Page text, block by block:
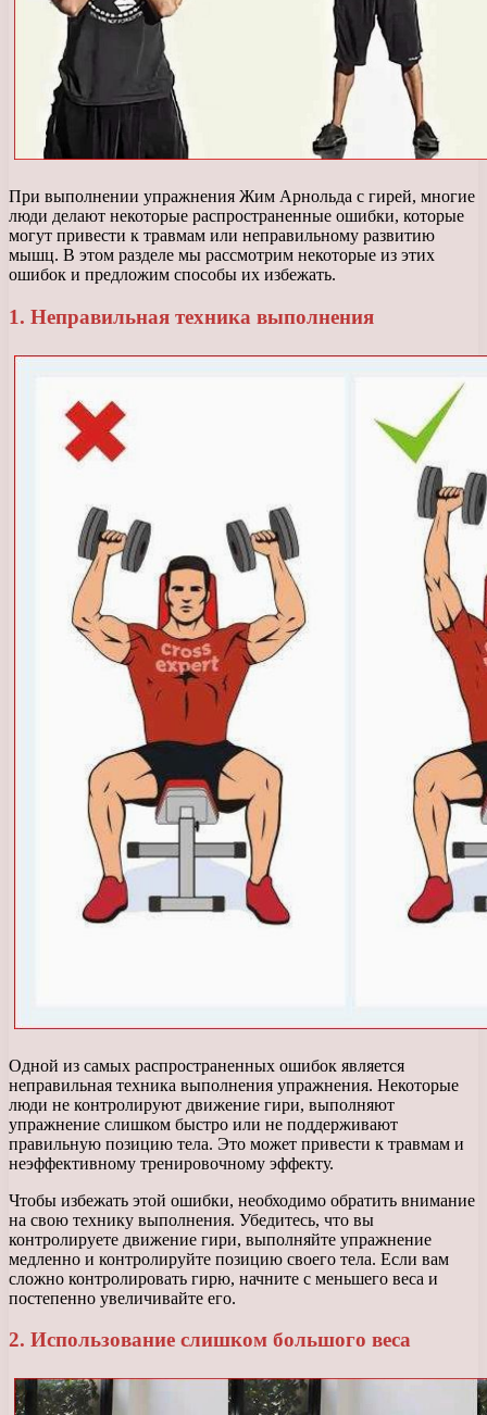
При выполнении упражнения Жим Арнольда с гирей, многие
люди делают некоторые распространенные ошибки, которые
могут привести к травмам или неправильному развитию
мышц. В этом разделе мы рассмотрим некоторые из этих
ошибок и предложим способы их избежать.
1. Неправильная техника выполнения
Одной из самых распространенных ошибок является
неправильная техника выполнения упражнения. Некоторые
люди не контролируют движение гири, выполняют
упражнение слишком быстро или не поддерживают
правильную позицию тела. Это может привести к травмам и
неэффективному тренировочному эффекту.
Чтобы избежать этой ошибки, необходимо обратить внимание
на свою технику выполнения. Убедитесь, что вы
контролируете движение гири, выполняйте упражнение
медленно и контролируйте позицию своего тела. Если вам
сложно контролировать гирю, начните с меньшего веса и
постепенно увеличивайте его.
2. Использование слишком большого веса